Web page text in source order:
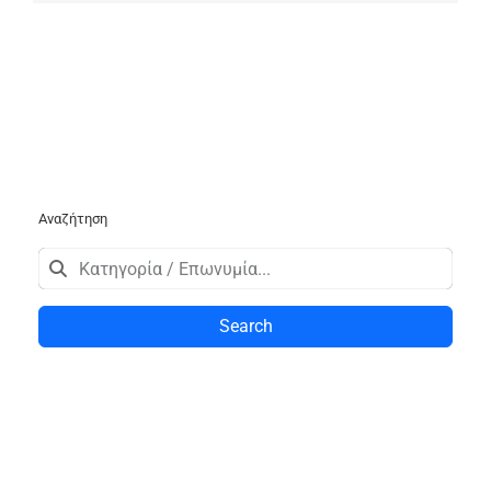
Αναζήτηση
Search